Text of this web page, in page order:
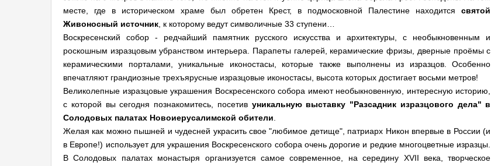
месте, где в историческом храме был обретен Крест, в подмосковной Палестине находитсясвятой
Живоносный источник , к которому ведут символичные 33 ступени…
Воскресенский собор - редчайший памятник русского искусства и архитектуры, с необыкновенным и
роскошным изразцовым убранством интерьера. Парапеты галерей, керамические фризы, дверные проёмы с
керамическими порталами, уникальные иконостасы, которые также выполнены из изразцов. Особенно
впечатляют грандиозные трехъярусные изразцовые иконостасы, высота которых достигает восьми метров!
Великолепные изразцовые украшения Воскресенского собора имеют необыкновенную, интересную историю,
с которой вы сегодня познакомитесь, посетив уникальную выставку "Разсадник изразцового дела" в
Солодовых палатах Новоиерусалимской обители
Желая как можно пышней и чудесней украсить свое "любимое детище", патриарх Никон впервые в России (и
в Европе!) использует для украшения Воскресенского собора очень дорогие и редкие многоцветные изразцы.
В Солодовых палатах монастыря организуется самое современное, на середину XVII века, творческое